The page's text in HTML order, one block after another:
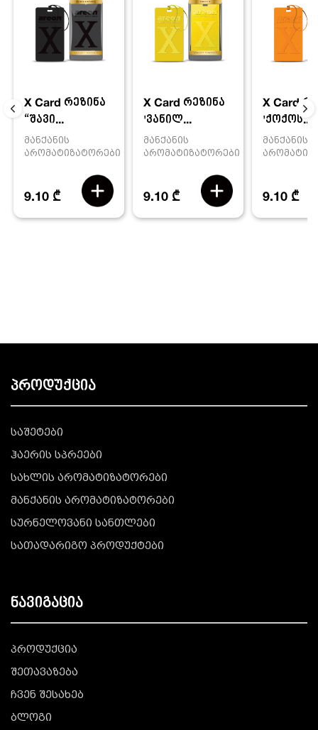
X Card რეზინა
“შავი...
მანქანის
არომატიზატორები
9.10 ₾
X Card რეზინა
'ვანილ...
მანქანის
არომატიზატორები
9.10 ₾
X Card
'ქოქოს...
მანქანის
9.10 ₾
პროდუქცია
საშეტები
ჰაერის სპრეები
სახლის არომატიზატორები
მანქანის არომატიზატორები
სურნელოვანი სანთლები
სათადარიგო პროდუქტები
ნავიგაცია
პროდუქცია
შეთავაზება
ჩვენ შესახებ
ბლოგი